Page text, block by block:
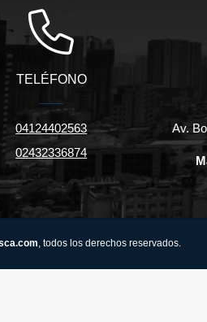
TELÉFONO
04124402563
02432336874
Av.
, todos los derechos reservados.